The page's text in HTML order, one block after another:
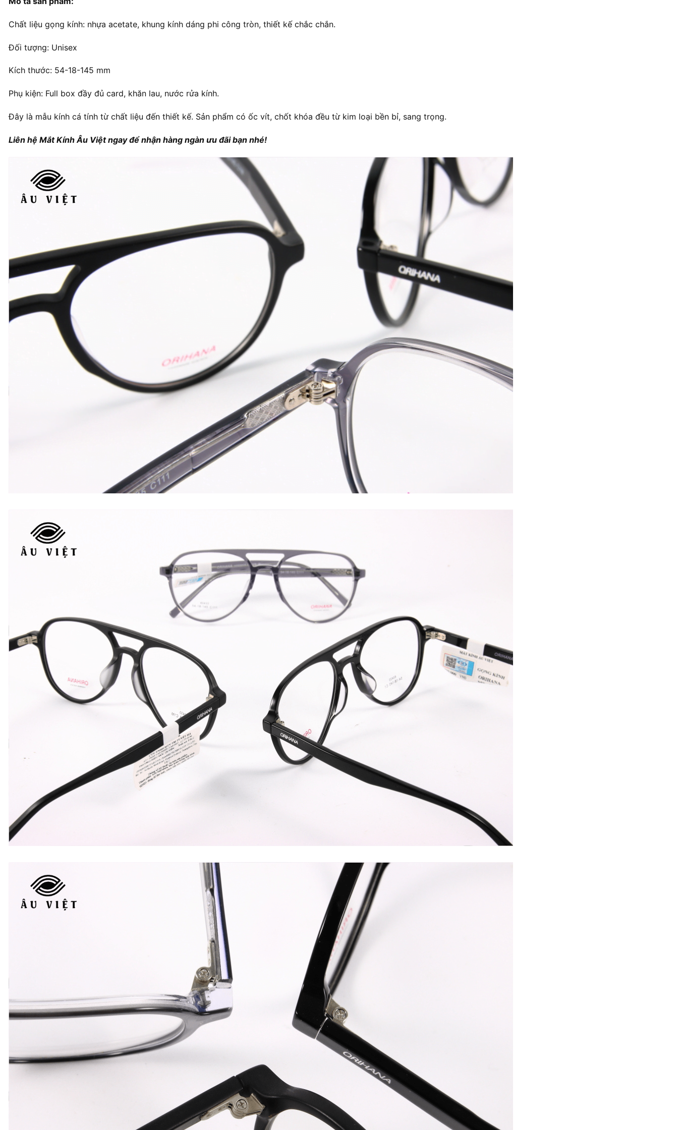
Chất liệu gọng kính: nhựa acetate, khung kính dáng phi công tròn, thiết kế chắc chắn.
Đối tượng: Unisex
Kích thước: 54-18-145 mm
Phụ kiện: Full box đầy đủ card, khăn lau, nước rửa kính.
Đây là mẫu kính cá tính từ chất liệu đến thiết kế. Sản phẩm có ốc vít, chốt khóa đều từ kim loại bền bỉ, sang trọng.
Liên hệ Mắt Kính Âu Việt ngay để nhận hàng ngàn ưu đãi bạn nhé!